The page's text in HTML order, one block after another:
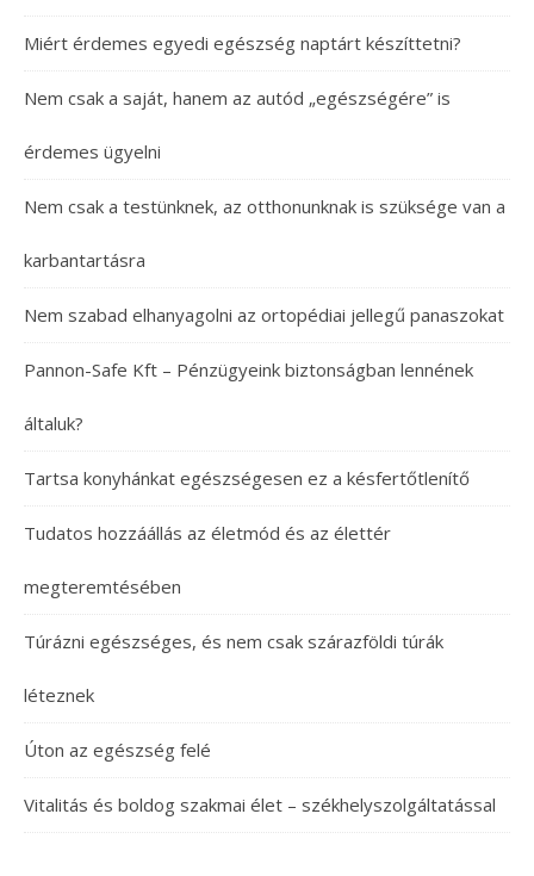
Miért érdemes egyedi egészség naptárt készíttetni?
Nem csak a saját, hanem az autód „egészségére” is
érdemes ügyelni
Nem csak a testünknek, az otthonunknak is szüksége van a
karbantartásra
Nem szabad elhanyagolni az ortopédiai jellegű panaszokat
Pannon-Safe Kft – Pénzügyeink biztonságban lennének
általuk?
Tartsa konyhánkat egészségesen ez a késfertőtlenítő
Tudatos hozzáállás az életmód és az élettér
megteremtésében
Túrázni egészséges, és nem csak szárazföldi túrák
léteznek
Úton az egészség felé
Vitalitás és boldog szakmai élet – székhelyszolgáltatással